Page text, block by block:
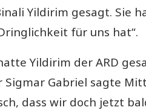
Yildirim gesagt. Sie
für uns hat“.
Yildirim der ARD
Sigmar Gabriel sagte
dass wir doch jetzt